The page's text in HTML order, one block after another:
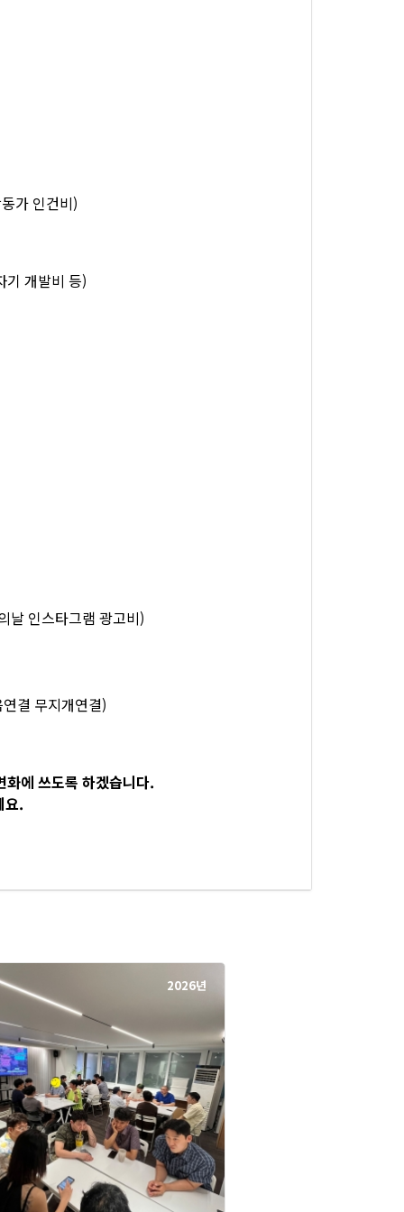
가 인건비)
기 개발비 등)
날 인스타그램 광고비)
결 무지개연결)
에 쓰도록 하겠습니다.
요.
2026년